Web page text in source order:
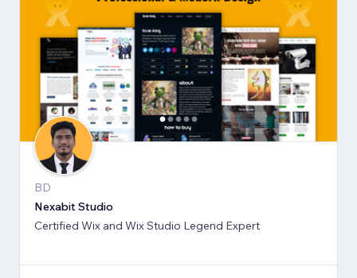
BD
Nexabit Studio
Certified Wix and Wix Studio Legend Expert